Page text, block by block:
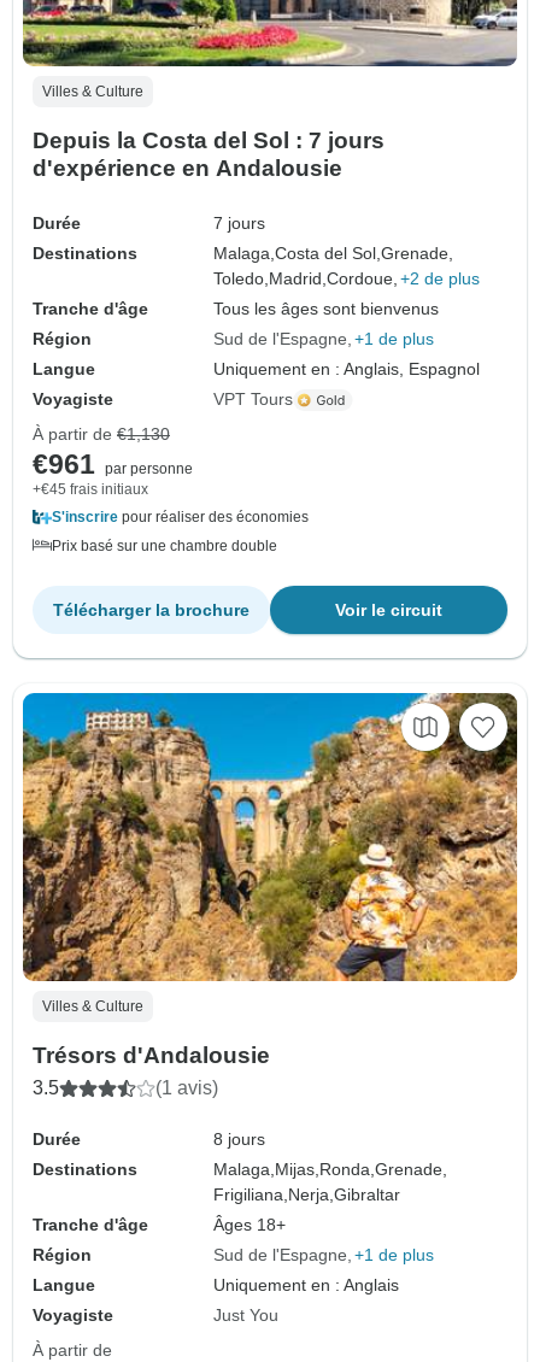
Villes & Culture
Depuis la Costa del Sol : 7 jours
d'expérience en Andalousie
Durée
7 jours
Destinations
Malaga,Costa del Sol,Grenade,
Toledo, Madrid,Cordoue, +2 de plus
Tranche d'âge
Tous les âges sont bienvenus
Région
Sud de l'Espagne +1 de plus
Langue
Uniquement en : Anglais, Espagnol
Voyagiste
VPT Tours
À partir de €1,130
€961 par personne
+€45 frais initiaux
S'inscrire pour réaliser des économies
Prix basé sur une chambre double
Voir le circuit
Télécharger la brochure
Villes & Culture
Trésors d'Andalousie
3.5 (1 avis)
Durée
8 jours
Destinations
Malaga,Mijas,Ronda,Grenade,
Frigiliana,Nerja,Gibraltar
Tranche d'âge
Âges 18+
Région
Sud de l'Espagne +1 de plus
Langue
Uniquement en : Anglais
Voyagiste
Just You
À partir de